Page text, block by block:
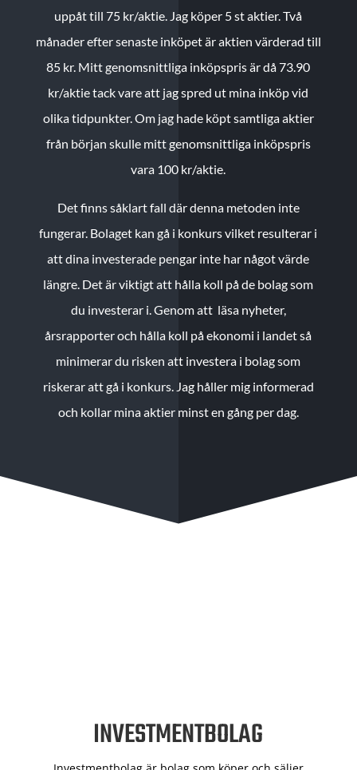
uppåt till 75 kr/aktie. Jag köper 5 st aktier.Två
månader efter senaste inköpet är aktien värderad till
85 kr. Mitt genomsnittliga inköpspris är då 73.90
kr/aktie tack vare att jag spred ut mina inköp vid
olika tidpunkter. Om jag hade köpt samtliga aktier
från början skulle mitt genomsnittliga inköpspris
vara 100 kr/aktie.
Det finns såklart fall där denna metoden inte
fungerar. Bolaget kan gå i konkurs vilket resulterar i
att dina investerade pengar inte har något värde
längre. Det är viktigt att hålla koll på de bolag som
du investerar i. Genom att läsa nyheter,
årsrapporter och hålla koll på ekonomi i landet så
minimerar du risken att investera i bolag som
riskerar att gå i konkurs. Jag håller mig informerad
och kollar mina aktier minst en gång per dag.
INVESTMENTBOLAG